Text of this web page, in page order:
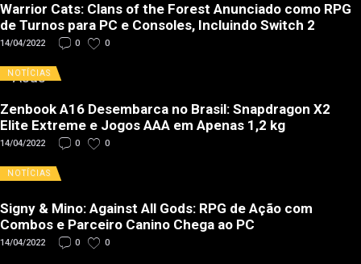
Warrior Cats: Clans of the Forest Anunciado como RPG
de Turnos para PC e Consoles, Incluindo Switch 2
14/04/2022 0 0
NOTÍCIAS
Zenbook A16 Desembarca no Brasil: Snapdragon X2
Elite Extreme e Jogos AAA em Apenas 1,2 kg
14/04/2022 0 0
NOTÍCIAS
Signy & Mino: Against All Gods: RPG de Ação com
Combos e Parceiro Canino Chega ao PC
14/04/2022 0 0